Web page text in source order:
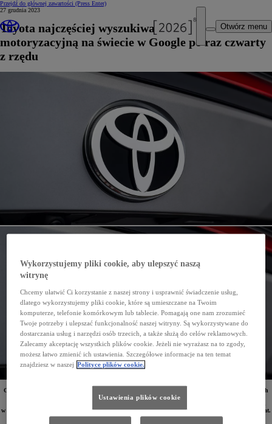
Przejdź do głównej zawartości (Press Enter)
Otwórz menu
27 grudnia 2023
Toyota najczęściej wyszukiwaną marką
motoryzacyjną na świecie w Google po raz czwarty
z rzędu
Ceniony portal CompareTheMarket.com.au sprawdził wyniki wyszukiwania marek motoryzacyjnych
przez użytkowników Google w 2023 roku. Według tej analizy największym zainteresowaniem
w 41,3% przypadków. Dla koncernu to już czwarty najlepszy wynik z rzędu i piąty w ciągu sześciu lat.
Wykorzystujemy pliki cookie, aby ulepszyć naszą
witrynę
Chcemy ułatwić Ci korzystanie z naszej strony i usprawnić świadczenie usług,
dlatego wykorzystujemy pliki cookie, które są umieszczane na Twoim
komputerze, telefonie komórkowym lub tablecie. Pomagają one nam zrozumieć
Twoje potrzeby i ulepszać funkcjonalność naszej witryny. Są wykorzystywane do
dostarczania usług i narzędzi osób trzecich, a także służą do celów reklamowych.
Zalecamy akceptację wszystkich plików cookie. Jeżeli nie wyrażasz na to zgody,
możesz łatwo zmienić ich ustawienia. Szczegółowe informacje na ten temat
znajdziesz w naszej Polityce plików cookie.
Ustawienia plików cookie